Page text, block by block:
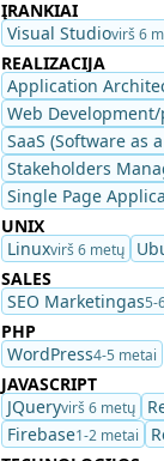
ĮRANKIAI
Visual Studiovirš 6
REALIZACIJA
Application
Web
SaaS (Software as
Stakeholders
Single Page
UNIX
Linuxvirš 6 metų
SALES
SEO Marketingas5-
PHP
WordPress4-5 metai
JAVASCRIPT
JQueryvirš 6 metų
Firebase1-2 metai